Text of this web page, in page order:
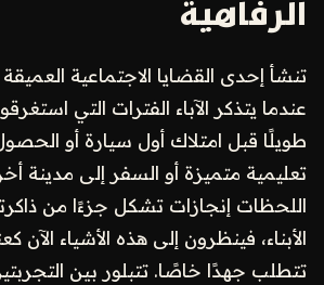
الرفاهية
تنشأ إحدى القضايا الاجتماعية
عندما يتذكر الآباء الفترات التي
طويلًا قبل امتلاك أول سيارة أو
تعليمية متميزة أو السفر إلى مدينة
اللحظات إنجازات تشكل جزءًا من
الأبناء، فينظرون إلى هذه الأشياء الآن
تتطلب جهدًا خاصًا. تتبلور بين